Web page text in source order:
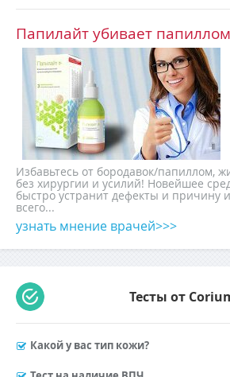
Папилайт убивает
Избавьтесь от бородавок/папиллом,
без хирургии и усилий! Новейшее
быстро устранит дефекты и причину
всего...
узнать мнение врачей>>>
Тесты от
Какой у вас тип кожи?